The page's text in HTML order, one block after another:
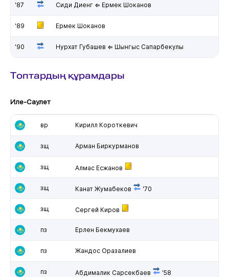
'87 Сиди Диенг ⇐ Ермек Шоканов
'89 Ермек Шоканов
'90 Нурхат Губашев ⇐ Шынгыс Сапарбекулы
Топтардың құрамдары
Иле-Саулет
вр Кирилл Короткевич
зщ Арман Биркурманов
зщ Алмас Есжанов
зщ Канат Жумабеков '70
зщ Сергей Киров
пз Ерлен Бекмухаев
пз Жандос Оразалиев
пз Абдималик Сарсекбаев '58